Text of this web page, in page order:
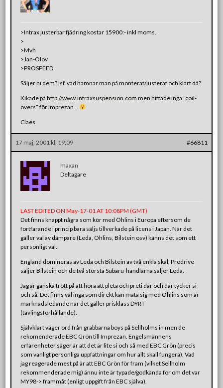
>Intrax justerbar fjädring kostar 15900:- inkl moms.
>
>Mvh
>Jan-Olov
>PROSPEED
Säljer ni dem? Isf, vad hamnar man på monterat/justerat och klart då?
Kikade påhttp://www.intraxsuspension.com men hittade inga ”coil-
overs” för Imprezan…
Claes
17 maj, 2001 kl. 19:09 #66811
maxan
Deltagare
LAST EDITED ON May-17-01 AT 10:08PM (GMT)
Det finns knappt några som kör med Öhlins i Europa eftersom de
fortfarande i princip bara säljs tillverkade på licens i Japan. När det
gäller val av dämpare (Leda, Öhlins, Bilstein osv) känns det som ett
personligt val.
England domineras av Leda och Bilstein av två enkla skäl, Prodrive
säljer Bilstein och de två största Subaru-handlarna säljer Leda.
Jag är ganska trött på att höra att pleta och preti där och där tycker si
och så. Det finns väl inga som direkt kan mäta sig med Öhlins som är
marknadsledande när det gäller prisklass DYRT
(tävlingsförhållande).
Självklart väger ord från grabbarna boys på Sellholms in men de
rekomenderade EBC Grön till Imprezan. Engelsmännens
erfarenheter säger är att det är lite si och så med EBC Grön (precis
som vanligt personliga uppfattningar om hur allt skall fungera). Vad
jag reagerade mest på är att EBC Grön för fram (vilket Sellholm
rekommenderade mig) ännu inte är typade/godkända för om det var
MY98-> frammåt (enligt uppgift från EBC själva).